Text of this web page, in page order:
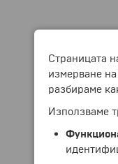
Страницата
измерване
разбираме
Използваме